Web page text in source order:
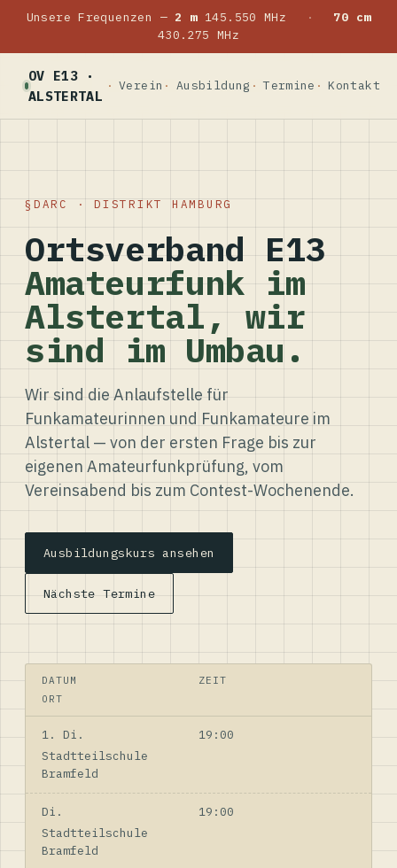
Unsere Frequenzen — 2 m145.550 MHz ·
70 cm
430.275 MHz
OV E13 ·
ALSTERTAL
Verein Ausbildung Termine Kontakt
DARC · DISTRIKT HAMBURG
Ortsverband E13
Amateurfunk im
Alstertal, wir
sind im Umbau.
Wir sind die Anlaufstelle für
Funkamateurinnen und Funkamateure im
Alstertal — von der ersten Frage bis zur
eigenen Amateurfunkprüfung, vom
Vereinsabend bis zum Contest-Wochenende.
Ausbildungskurs ansehen
Nächste Termine
DATUM
ZEIT
ORT
1. Di.
19:00
Stadtteilschule
Bramfeld
Di.
19:00
Stadtteilschule
Bramfeld